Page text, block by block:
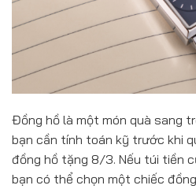
Đồng hồ là một món quà sang
bạn cần tính toán kỹ trước khi
đồng hồ tặng 8/3. Nếu túi tiền
bạn có thể chọn một chiếc